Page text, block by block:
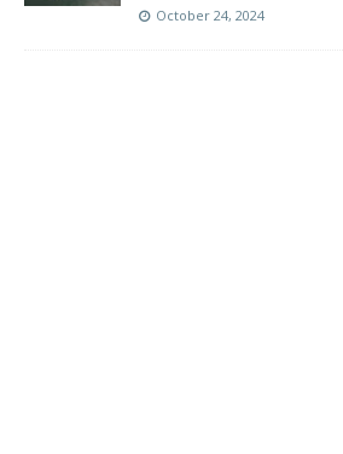
October 24, 2024